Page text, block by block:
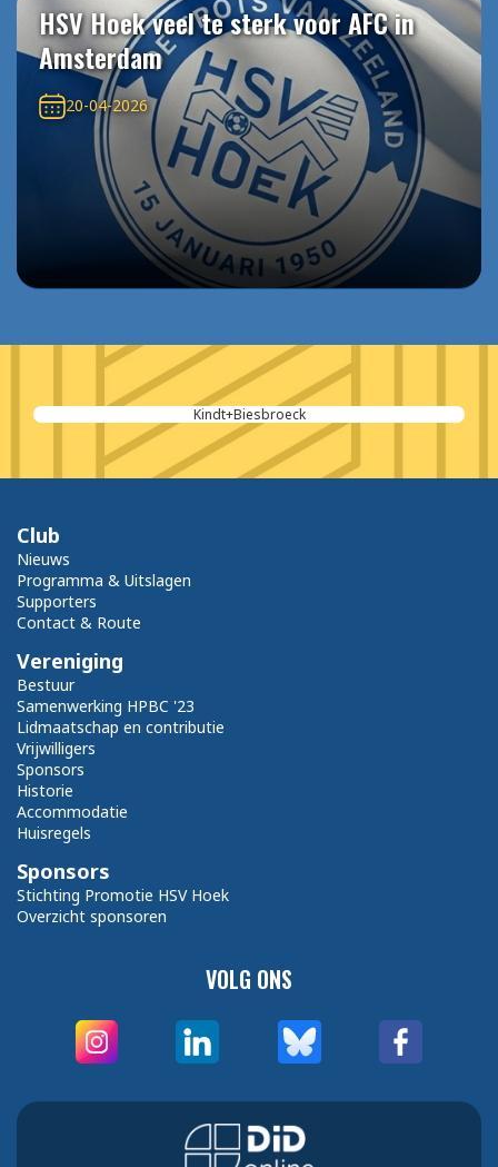
HSV Hoek veel te sterk voor AFC in
Amsterdam
20-04-2026
Kindt+Biesbroeck
VOLG ONS
Club
Nieuws
Programma & Uitslagen
Supporters
Contact & Route
Vereniging
Bestuur
Samenwerking HPBC '23
Lidmaatschap en contributie
Vrijwilligers
Sponsors
Historie
Accommodatie
Huisregels
Sponsors
Stichting Promotie HSV Hoek
Overzicht sponsoren